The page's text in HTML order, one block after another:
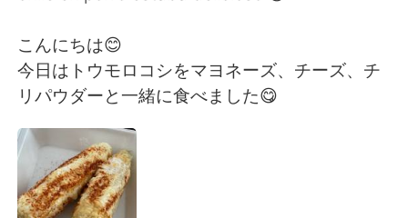
العربية
Deutsch 日本語
ไทย
こんにちは😊
今日はトウモロコシをマヨネーズ、チーズ、チ
リパウダーと一緒に食べました😋